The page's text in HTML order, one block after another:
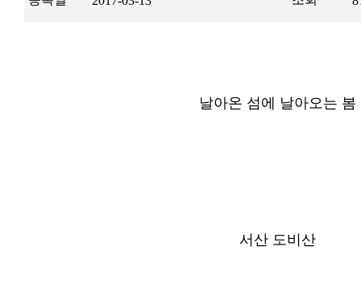
날아온 섬에 날아오는 봄
서산 도비산